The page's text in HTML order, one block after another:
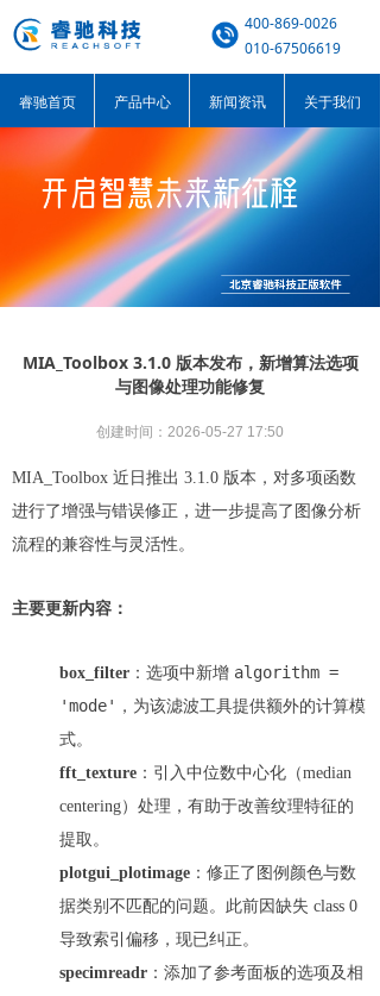
400-869-0026
010-67506619
睿驰首页 产品中心 新闻资讯 关于我们
MIA_Toolbox 3.1.0 版本发布，新增算法选项
与图像处理功能修复
MIA_Toolbox 近日推出 3.1.0 版本，对多项函数
进行了增强与错误修正，进一步提高了图像分析
流程的兼容性与灵活性。
主要更新内容：
box_filter ：选项中新增 algorithm =
'mode' ，为该滤波工具提供额外的计算模
式。
fft_texture ：引入中位数中心化（median
centering）处理，有助于改善纹理特征的
提取。
plotgui_plotimage ：修正了图例颜色与数
据类别不匹配的问题。此前因缺失 class 0
导致索引偏移，现已纠正。
specimreadr ：添加了参考面板的选项及相
创建时间： 2026-05-27 17:50